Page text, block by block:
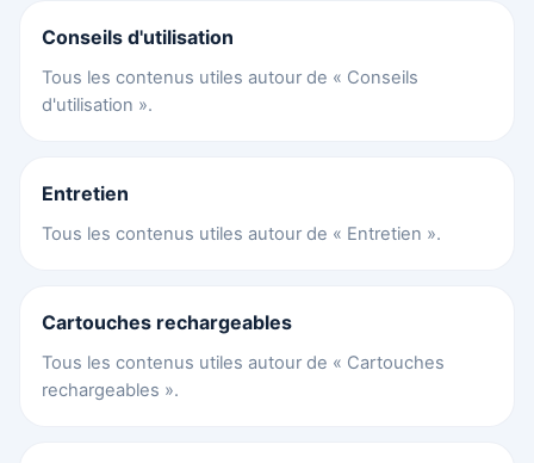
Conseils d'utilisation
Tous les contenus utiles autour de « Conseils
d'utilisation ».
Entretien
Tous les contenus utiles autour de « Entretien ».
Cartouches rechargeables
Tous les contenus utiles autour de « Cartouches
rechargeables ».